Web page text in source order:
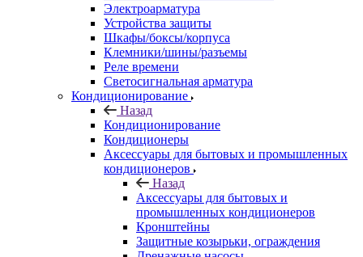
Электроарматура
Устройства защиты
Шкафы/боксы/корпуса
Клемники/шины/разъемы
Реле времени
Светосигнальная арматура
Кондиционирование
Назад
Кондиционирование
Кондиционеры
Аксессуары для бытовых и промышленных
кондиционеров
Назад
Аксессуары для бытовых и
промышленных кондиционеров
Кронштейны
Защитные козырьки, ограждения